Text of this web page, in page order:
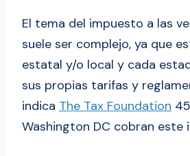
El tema del impuesto a las
suele ser complejo, ya que
estatal y/o local y cada
sus propias tarifas y
indica The Tax Foundation
Washington DC cobran este